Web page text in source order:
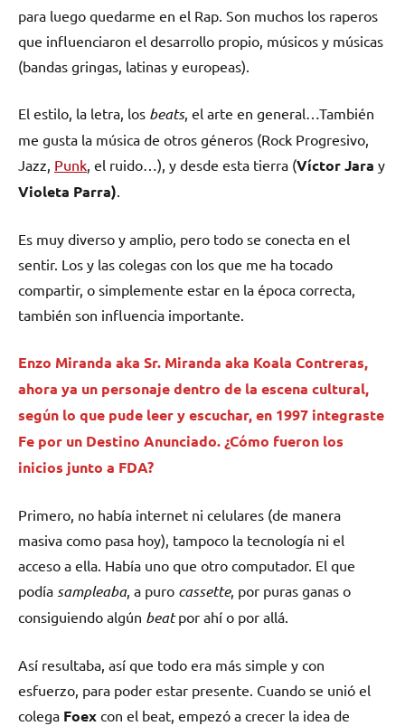
para luego quedarme en el Rap. Son muchos los raperos
que influenciaron el desarrollo propio, músicos y músicas
(bandas gringas, latinas y europeas).
El estilo, la letra, los beats, el arte en general…También
me gusta la música de otros géneros (Rock Progresivo,
Jazz, Punk , el ruido…), y desde esta tierra (Víctor Jara y
Violeta Parra)
Es muy diverso y amplio, pero todo se conecta en el
sentir. Los y las colegas con los que me ha tocado
compartir, o simplemente estar en la época correcta,
también son influencia importante.
Enzo Miranda aka Sr. Miranda aka Koala Contreras,
ahora ya un personaje dentro de la escena cultural,
según lo que pude leer y escuchar, en 1997 integraste
Fe por un Destino Anunciado. ¿Cómo fueron los
inicios junto a FDA?
Primero, no había internet ni celulares (de manera
masiva como pasa hoy), tampoco la tecnología ni el
acceso a ella. Había uno que otro computador. El que
podía sampleaba, a puro cassette, por puras ganas o
consiguiendo algún beatpor ahí o por allá.
Así resultaba, así que todo era más simple y con
esfuerzo, para poder estar presente. Cuando se unió el
colega Foex con el beat, empezó a crecer la idea de